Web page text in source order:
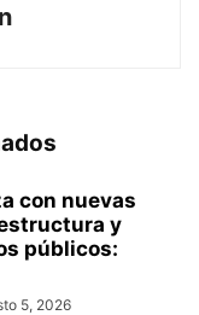
con nuevas
y
públicos:
5, 2026